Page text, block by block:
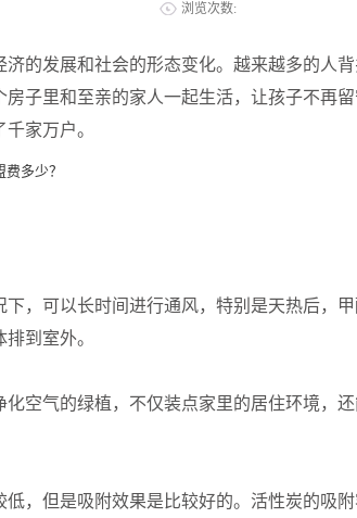
浏览次数:
的发展和社会的形态变化。越来越多的人
房子里和至亲的家人一起生活，让孩子不再
家万户。
下，可以长时间进行通风，特别是天热后，
到室外。
化空气的绿植，不仅装点家里的居住环境，
低，但是吸附效果是比较好的。活性炭的吸